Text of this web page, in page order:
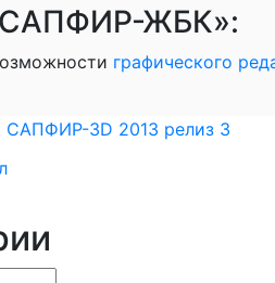
ЖБК»:
графического
САПФИР-3D 2013 релиз 3